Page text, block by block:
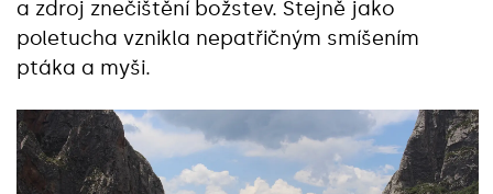
a zdroj znečištění božstev. Stejně jako
poletucha vznikla nepatřičným smíšením
ptáka a myši.